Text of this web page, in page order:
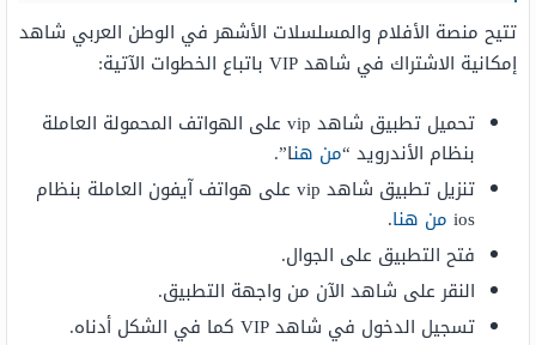
تتيح منصة الأفلام والمسلسلات الأشهر في الوطن العربي شاهد
إمكانية الاشتراك في شاهد VIP باتباع الخطوات الآتية:
تحميل تطبيق شاهد vip على الهواتف المحمولة العاملة
بنظام الأندرويد “من هنا”.
تنزيل تطبيق شاهد vip على هواتف آيفون العاملة بنظام
ios من هنا.
فتح التطبيق على الجوال.
النقر على شاهد الآن من واجهة التطبيق.
تسجيل الدخول في شاهد VIP كما في الشكل أدناه.